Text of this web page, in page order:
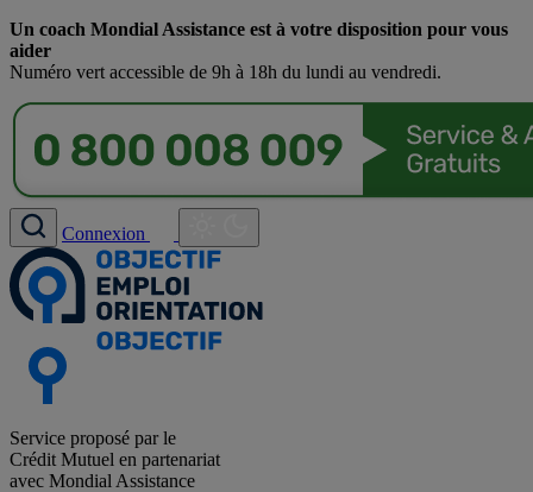
Un coach Mondial Assistance est à votre disposition pour vous
aider
Numéro vert accessible de 9h à 18h du lundi au vendredi.
Connexion
Service proposé par le
Crédit Mutuel en partenariat
avec Mondial Assistance